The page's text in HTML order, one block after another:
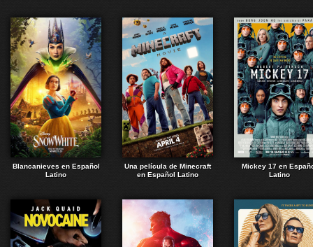
Blancanieves en Español
Latino
Una película de Minecraft
en Español Latino
Mickey 17 en
Latino